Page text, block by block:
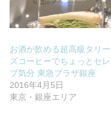
お酒が飲める超高級タリー
ズコーヒーでちょっとセレ
ブ気分 東急プラザ銀座
2016年4月5日
東京・銀座エリア